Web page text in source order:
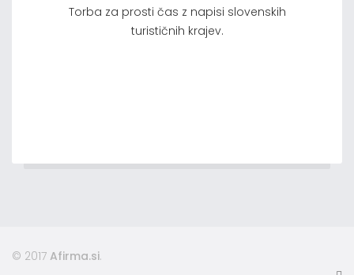
Torba za prosti čas z napisi slovenskih
turističnih krajev.
© 2017 Afirma.si.